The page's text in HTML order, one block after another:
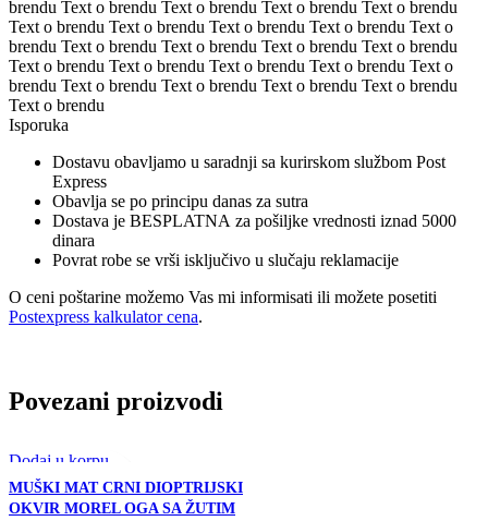
brendu Text o brendu Text o brendu Text o brendu Text o brendu
Text o brendu Text o brendu Text o brendu Text o brendu Text o
brendu Text o brendu Text o brendu Text o brendu Text o brendu
Text o brendu Text o brendu Text o brendu Text o brendu Text o
brendu Text o brendu Text o brendu Text o brendu Text o brendu
Text o brendu
Isporuka
Dostavu obavljamo u saradnji sa kurirskom službom Post
Express
Obavlja se po principu danas za sutra
Dostava je BESPLATNA za pošiljke vrednosti iznad 5000
dinara
Povrat robe se vrši isključivo u slučaju reklamacije
O ceni poštarine možemo Vas mi informisati ili možete posetiti
Postexpress kalkulator cena.
Povezani proizvodi
Dodaj u korpu
Przi pregled
Add to compare
MUŠKI MAT CRNI DIOPTRIJSKI
OKVIR MOREL OGA SA ŽUTIM